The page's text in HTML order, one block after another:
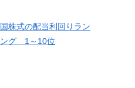
株式の配当利回りラン
グ 1～10位